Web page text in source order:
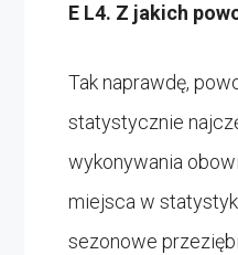
E L4. Z jakich
Tak naprawdę,
statystycznie
wykonywania
miejsca w
sezonowe